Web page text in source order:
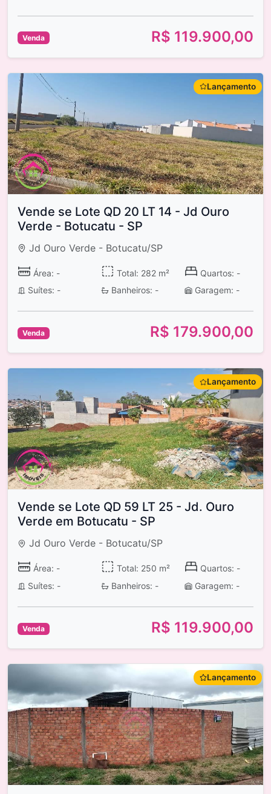
Venda R$ 119.900,00
Lançamento
Vende se Lote QD 20 LT 14 - Jd Ouro
Verde - Botucatu - SP
Jd Ouro Verde - Botucatu/SP
Área: - Total: 282 m²
Quartos: -
Suítes: -
Banheiros: - Garagem: -
Venda R$ 179.900,00
Lançamento
Vende se Lote QD 59 LT 25 - Jd. Ouro
Verde em Botucatu - SP
Jd Ouro Verde - Botucatu/SP
Área: - Total: 250 m²
Quartos: -
Suítes: -
Banheiros: - Garagem: -
Venda R$ 119.900,00
Lançamento